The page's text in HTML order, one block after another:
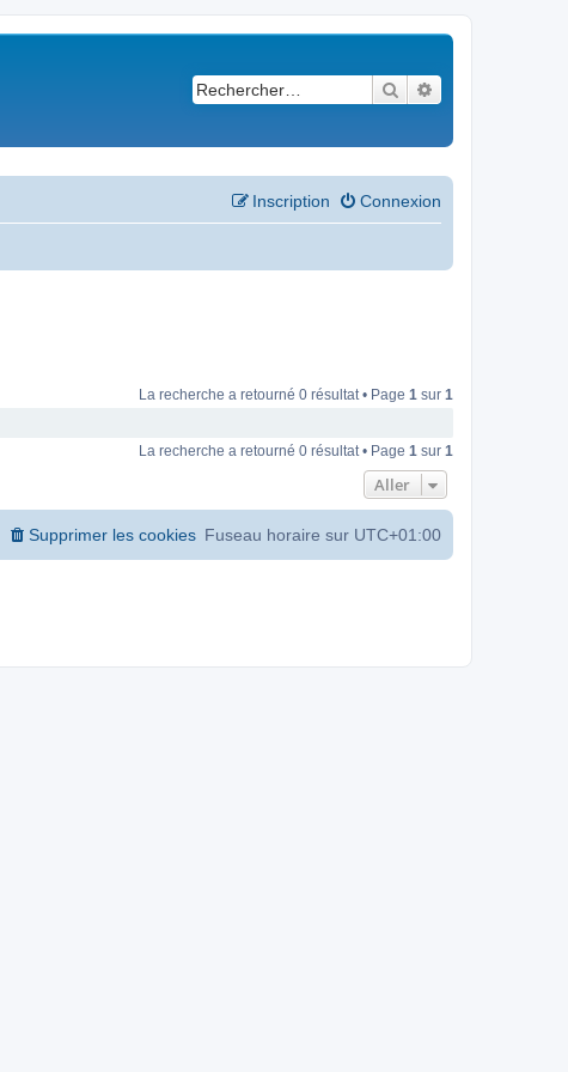
Rechercher
Connexion
Inscription
La recherche a retourné 0 résultat • Page 1 sur 1
La recherche a retourné 0 résultat • Page 1 sur 1
Aller
Fuseau horaire sur UTC+01:00
Supprimer les cookies